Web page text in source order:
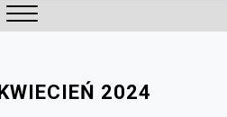
2024